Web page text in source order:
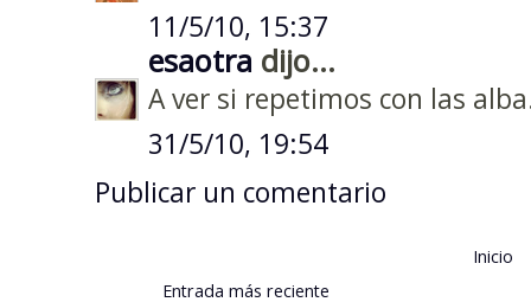
11/5/10, 15:37
esaotra dijo...
A ver si repetimos con las
31/5/10, 19:54
Publicar un comentario
Entrada más reciente
Inicio